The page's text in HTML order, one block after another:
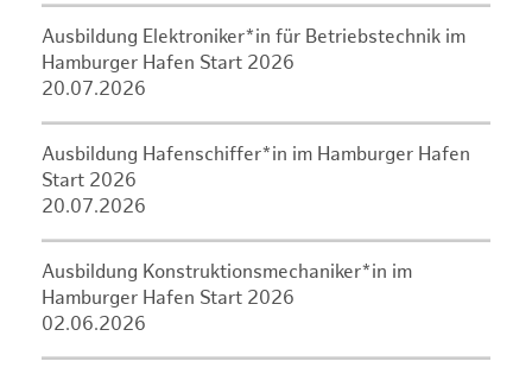
Ausbildung Elektroniker*in für Betriebstechnik im
Hamburger Hafen Start 2026
20.07.2026
Ausbildung Hafenschiffer*in im Hamburger Hafen
Start 2026
20.07.2026
Ausbildung Konstruktionsmechaniker*in im
Hamburger Hafen Start 2026
02.06.2026